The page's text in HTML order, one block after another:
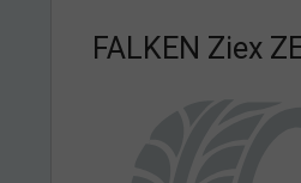
FALKEN Ziex